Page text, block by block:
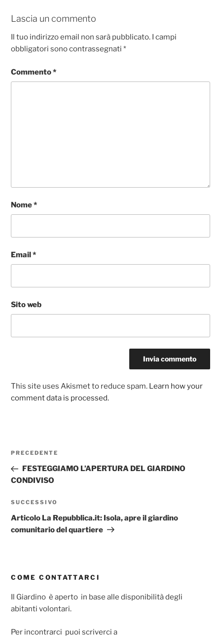
o
k
p
er
Lascia un commento
Il tuo indirizzo email non sarà pubblicato. I campi
obbligatori sono contrassegnati*
Commento*
Nome*
Email*
Sito web
This site uses Akismet to reduce spam. Learn how your
comment data is processed.
Navigazione
Articolo
precedente:
PRECEDENTE
FESTEGGIAMO L’APERTURA DEL GIARDINO
CONDIVISO
Articolo
successivo
SUCCESSIVO
Articolo La Repubblica.it: Isola, apre il giardino
comunitario del quartiere
COME CONTATTARCI
Il Giardino è aperto in base alle disponibilità degli
abitanti volontari.
Per incontrarci puoi scriverci a